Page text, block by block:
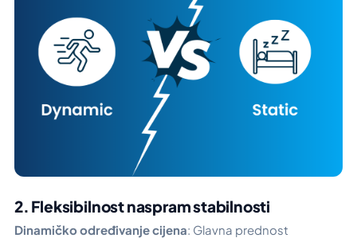
2. Fleksibilnost naspram stabilnosti
Dinamičko određivanje cijena: Glavna prednost